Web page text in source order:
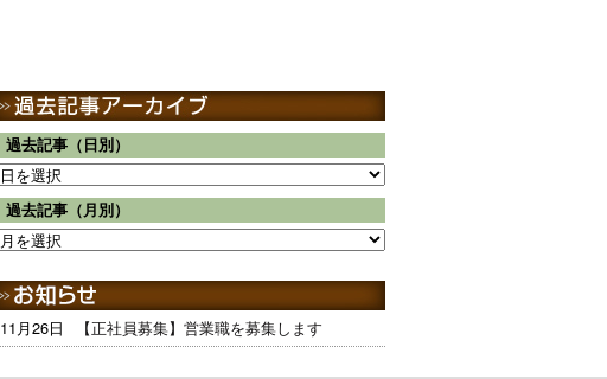
過去記事（日別）
過去記事（月別）
11月26日 【正社員募集】営業職を募集します